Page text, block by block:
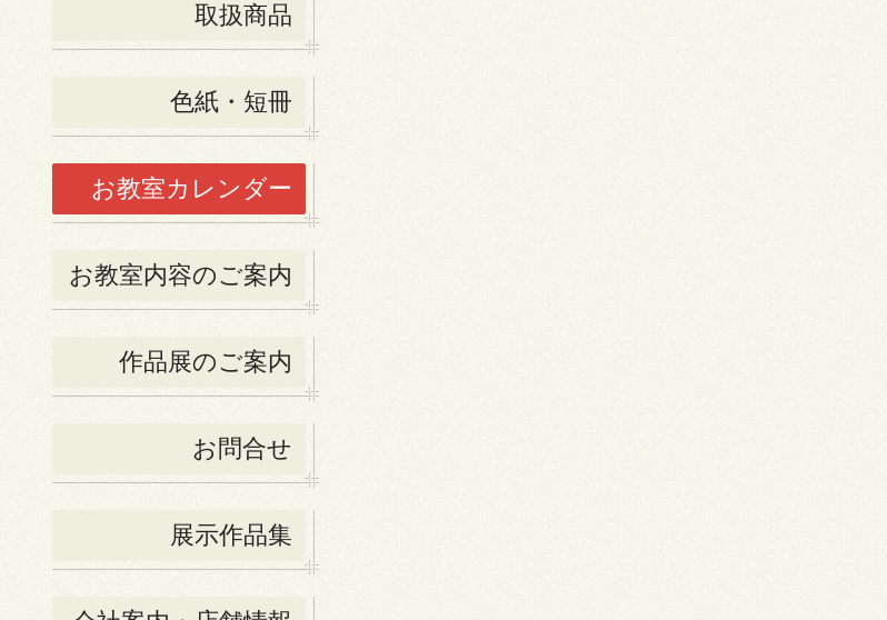
取扱商品
色紙・短冊
お教室カレンダー
お教室内容のご案内
作品展のご案内
お問合せ
展示作品集